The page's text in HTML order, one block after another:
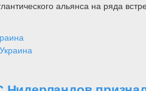
альянса на ряда
Украина